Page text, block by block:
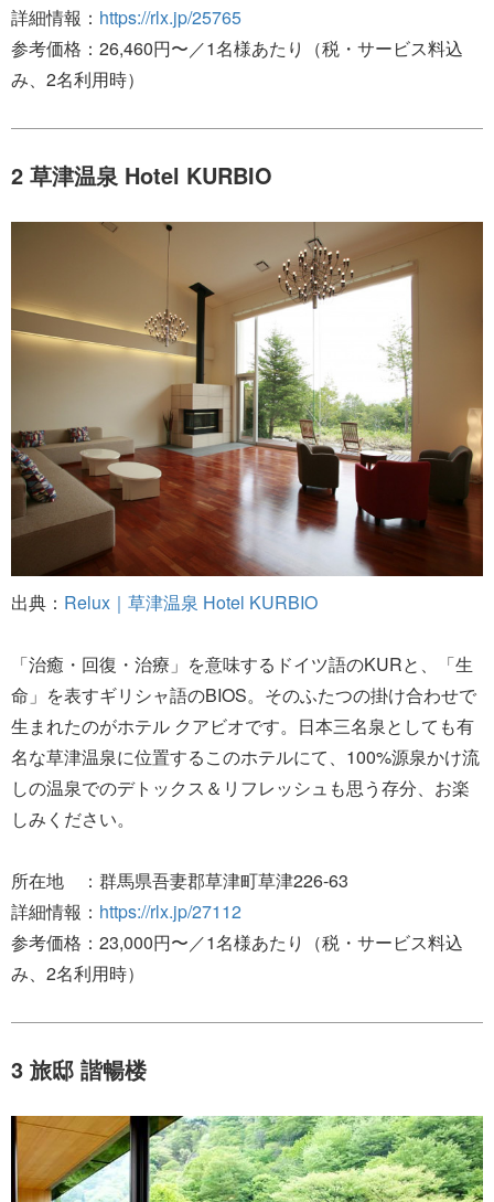
詳細情報： https://rlx.jp/25765
参考価格：26,460円〜／1名様あたり（税・サービス料込
み、2名利用時）
2 草津温泉 Hotel KURBIO
出典： Relux｜草津温泉 Hotel KURBIO
「治癒・回復・治療」を意味するドイツ語のKURと、「生
命」を表すギリシャ語のBIOS。そのふたつの掛け合わせで
生まれたのがホテル クアビオです。日本三名泉としても有
名な草津温泉に位置するこのホテルにて、100%源泉かけ流
しの温泉でのデトックス＆リフレッシュも思う存分、お楽
しみください。
所在地 ：群馬県吾妻郡草津町草津226-63
詳細情報： https://rlx.jp/27112
参考価格：23,000円〜／1名様あたり（税・サービス料込
み、2名利用時）
3 旅邸 諧暢楼